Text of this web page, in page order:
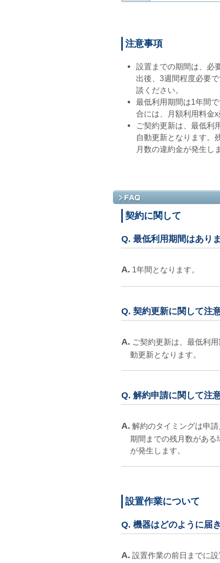
注意事項
設置までの期間は、必
出後、3週間程度必要
談ください。
最低利用期間は1年間
合には、月額利用料金
ご契約更新は、最低利
自動更新となります。
月数の違約金が発生し
契約に関して
Q. 最低利用期間はあり
A. 1年間となります。
Q. 契約更新に関して注
A. ご契約更新は、最低利
動更新となります。
Q. 解約申請に関して注
A. 解約のタイミングは申
期間までの残月数がある
が発生します。
設置作業について
Q. 機器はどのように届
A. 設置作業の前日までに